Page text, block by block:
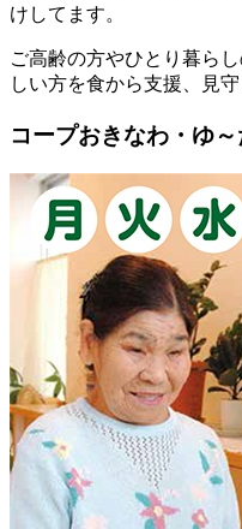
けしてます。
ご高齢の方やひとり暮ら
しい方を食から支援、見
コープおきなわ・ゆ